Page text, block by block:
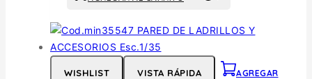
WISHLIST VISTA RÁPIDA AGREGAR